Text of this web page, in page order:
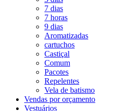
7 dias
7 horas
9 dias
Aromatizadas
cartuchos
Castiçal
Comum
Pacotes
Repelentes
Vela de batismo
Vendas por orçamento
Vestuários